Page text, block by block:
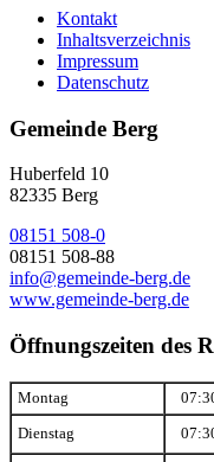
Kontakt
Inhaltsverzeichnis
Impressum
Datenschutz
Gemeinde Berg
Huberfeld 10
82335 Berg
08151 508-0
08151 508-88
info@gemeinde-berg.de
www.gemeinde-berg.de
Öffnungszeiten des
Montag
Dienstag